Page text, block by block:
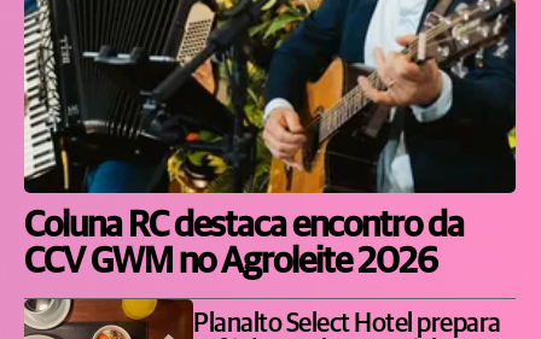
Coluna RC destaca encontro da
CCV GWM no Agroleite 2026
Planalto Select Hotel prepara